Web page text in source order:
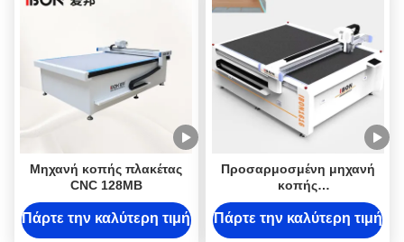
Μηχανή κοπής πλακέτας
CNC 128MB
Πάρτε την καλύτερη τιμή
Προσαρμοσμένη μηχανή
κοπής
κλωστοϋφαντουργικών
προϊόντων CNC 200 mm/s -
Πάρτε την καλύτερη τιμή